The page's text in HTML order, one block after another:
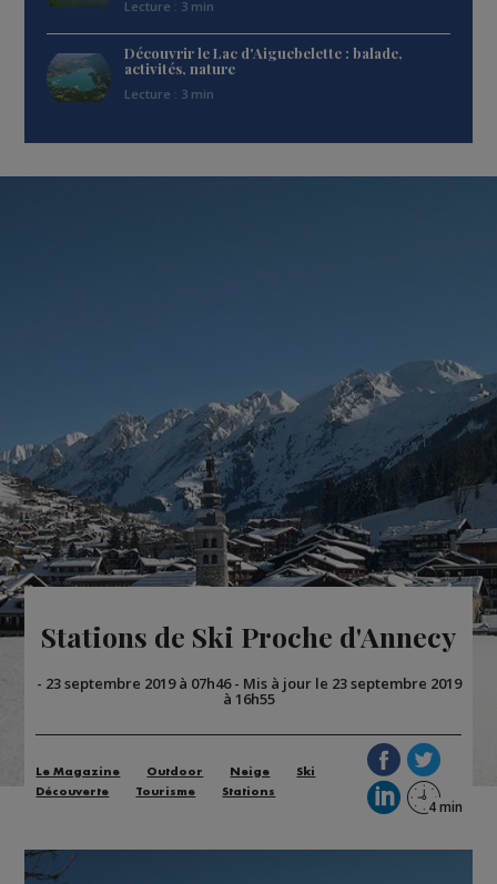
Lecture : 3 min
Découvrir le Lac d'Aiguebelette : balade,
activités, nature
Lecture : 3 min
Stations de Ski Proche d'Annecy
- 23 septembre 2019 à 07h46- Mis à jour le 23 septembre 2019
à 16h55
Le Magazine Outdoor Neige
Ski
Découverte
Tourisme Stations